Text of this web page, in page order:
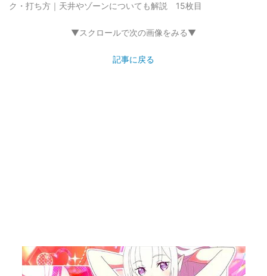
ク・打ち方｜天井やゾーンについても解説 15枚目
▼スクロールで次の画像をみる▼
記事に戻る